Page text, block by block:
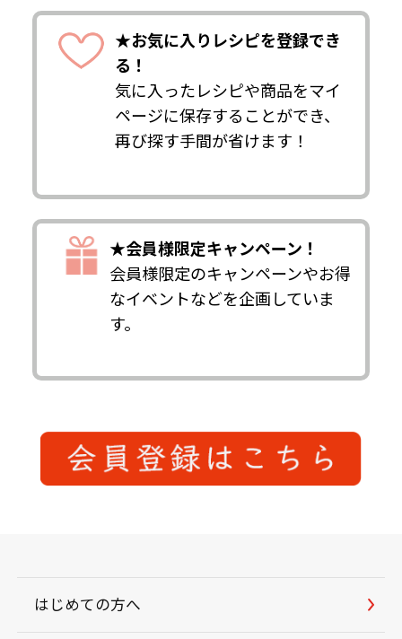
★お気に入りレシピを登録でき
る！
気に入ったレシピや商品をマイ
ページに保存することができ、
再び探す手間が省けます！
★会員様限定キャンペーン！
会員様限定のキャンペーンやお得
なイベントなどを企画していま
す。
はじめての方へ